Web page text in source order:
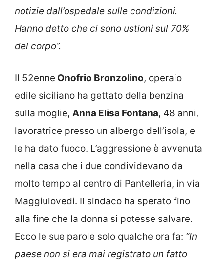
notizie dall’ospedale sulle condizioni.
Hanno detto che ci sono ustioni sul 70%
del corpo”.
Il 52enne Onofrio Bronzolino, operaio
edile siciliano ha gettato della benzina
sulla moglie, Anna Elisa Fontana, 48 anni,
lavoratrice presso un albergo dell’isola, e
le ha dato fuoco. L’aggressione è avvenuta
nella casa che i due condividevano da
molto tempo al centro di Pantelleria, in via
Maggiulovedi. Il sindaco ha sperato fino
alla fine che la donna si potesse salvare.
Ecco le sue parole solo qualche ora fa: “In
paese non si era mai registrato un fatto